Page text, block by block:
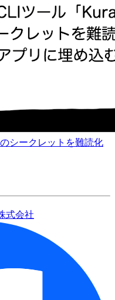
シークレットを難読化
式会社